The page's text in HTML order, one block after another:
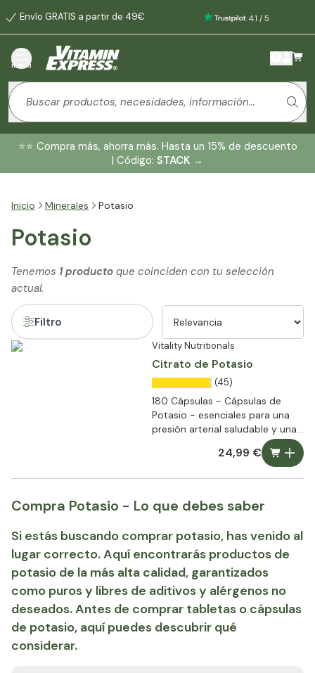
Envío GRATIS a partir de 49€ : 4.1 / 5
menú
⭐️⭐️ Compra más, ahorra más. Hasta un 15% de descuento
| Código: STACK →
Inicio Minerales Potasio
Potasio
Tenemos 1 producto que coinciden con tu selección
actual.
Filtro
Vitality Nutritionals
Citrato de Potasio
(45)
180 Cápsulas - Cápsulas de
Potasio - esenciales para una
presión arterial saludable y una
normal función muscular
24,99 €
Compra Potasio - Lo que debes saber
Si estás buscando comprar potasio, has venido al
lugar correcto. Aquí encontrarás productos de
potasio de la más alta calidad, garantizados
como puros y libres de aditivos y alérgenos no
deseados. Antes de comprar tabletas o cápsulas
de potasio, aquí puedes descubrir qué
considerar.